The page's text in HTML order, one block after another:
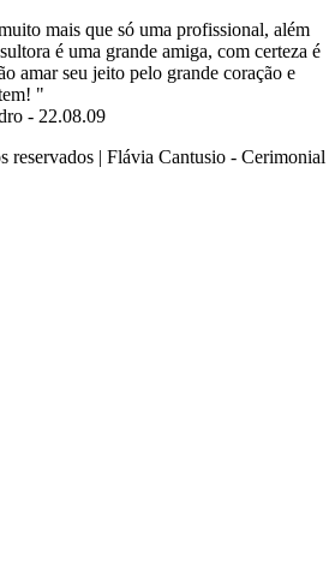
mais que só uma profissional, além
é uma grande amiga, com certeza é
amar seu jeito pelo grande coração e
"
- 22.08.09
reservados | Flávia Cantusio - Cerimonial